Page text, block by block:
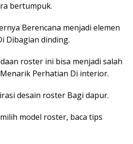
bertumpuk.
Berencana menjadi elemen
Dibagian dinding.
roster ini bisa menjadi salah
Perhatian Di interior.
desain roster Bagi dapur.
model roster, baca tips